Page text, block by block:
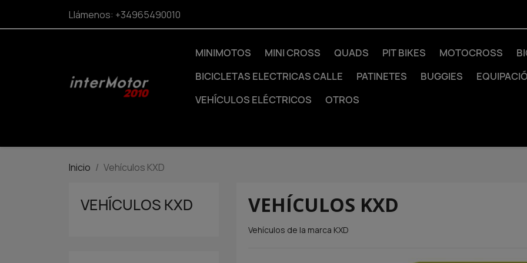
Llámenos: +34965490010
MINIMOTOS MINI CROSS QUADS PIT BIKES MOTOCROSS
BICICLETAS ELECTRICAS CALLE
PATINETES BUGGIES
VEHÍCULOS ELÉCTRICOS
OTROS
Inicio Vehículos KXD
VEHÍCULOS KXD VEHÍCULOS KXD
Vehículos de la marca KXD